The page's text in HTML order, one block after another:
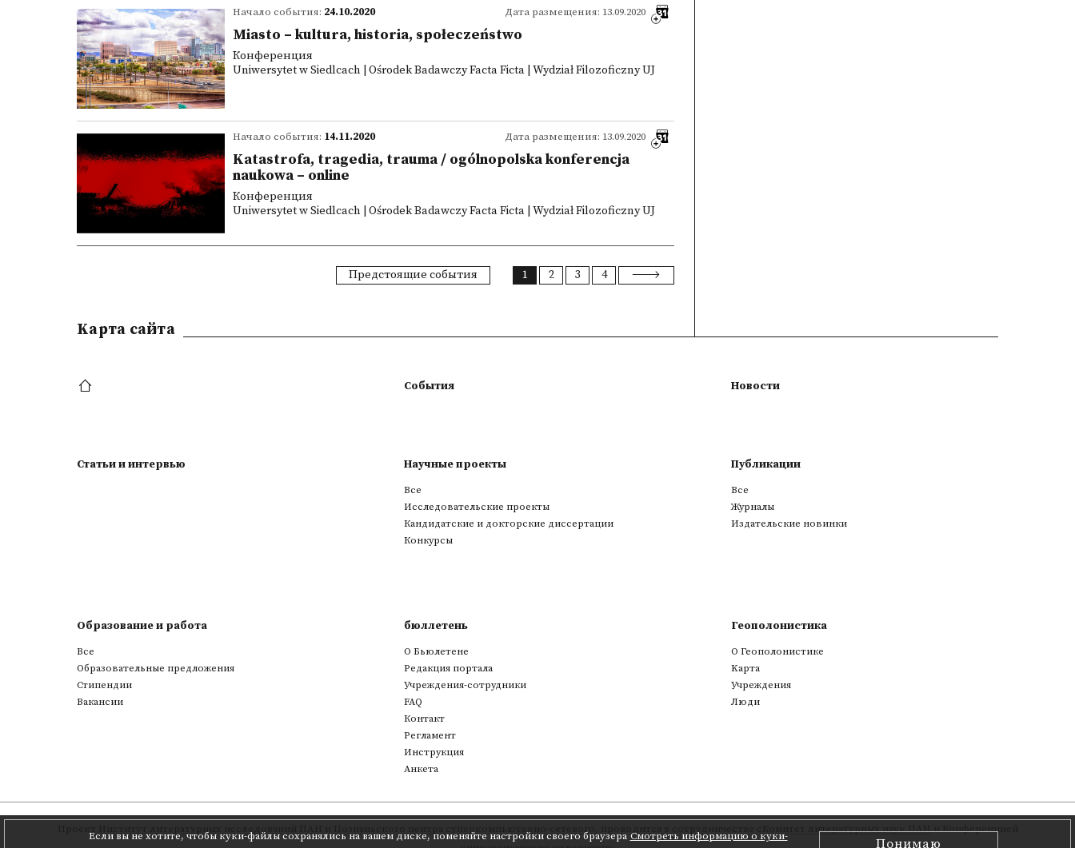
Дата размещения: 13.09.2020
Начало события: 24.10.2020
Miasto – kultura, historia, społeczeństwo
Конференция
Uniwersytet w Siedlcach | Ośrodek Badawczy Facta Ficta | Wydział Filozoficzny UJ
Дата размещения: 13.09.2020
Начало события: 14.11.2020
Katastrofa, tragedia, trauma / ogólnopolska konferencja
naukowa – online
Конференция
Uniwersytet w Siedlcach | Ośrodek Badawczy Facta Ficta | Wydział Filozoficzny UJ
Предстоящие события 1 2 3 4
Если вы не хотите, чтобы куки-файлы сохранялись на вашем диске, поменяйте настройки своего браузера Смотреть информацию о куки-
Понимаю
Kарта сайта
События Новости
Статьи и интервью Научные проекты
Все
Исследовательские проекты
Кандидатские и докторские диссертации
Конкурсы
Публикации
Все
Журналы
Издательские новинки
Образование и работа
Все
Образовательные предложения
Стипендии
Вакансии
бюллетень
О Бьюлетене
Редакция портала
Учреждения-сотрудники
FAQ
Контакт
Регламент
Инструкция
Анкета
Геополонистика
О Геополонистике
Kарта
Учреждения
Люди
Институт литературных исследований ПАН Познаньского центра суперкомпьютерно-сетевого Комитет литературных наук ПАНи Конференцией